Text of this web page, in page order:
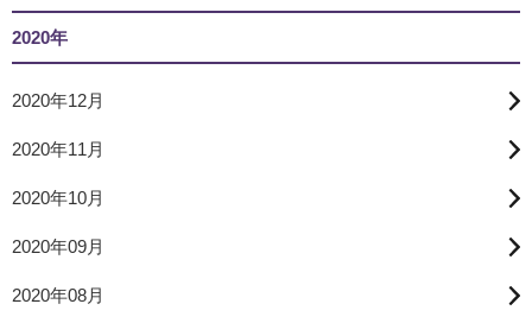
2020年
2020年12月
2020年11月
2020年10月
2020年09月
2020年08月